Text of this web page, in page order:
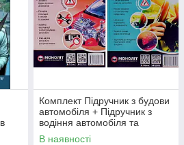
Комплект Підручник з будови
автомобіля + Підручник з
водіння автомобіля та
безпеки дорожнього руху
В наявності